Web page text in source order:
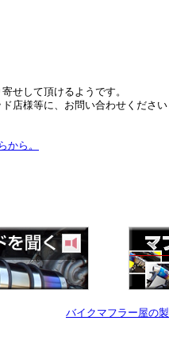
せして頂けるようです。
店様等に、お問い合わせください
から。
バイクマフラー屋の